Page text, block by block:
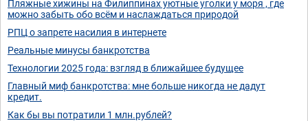
Пляжные хижины на Филиппинах уютные уголки у моря , где
можно забыть обо всём и наслаждаться природой
РПЦ о запрете насилия в интернете
Реальные минусы банкротства
Технологии 2025 года: взгляд в ближайшее будущее
Главный миф банкротства: мне больше никогда не дадут
кредит.
Как бы вы потратили 1 млн.рублей?